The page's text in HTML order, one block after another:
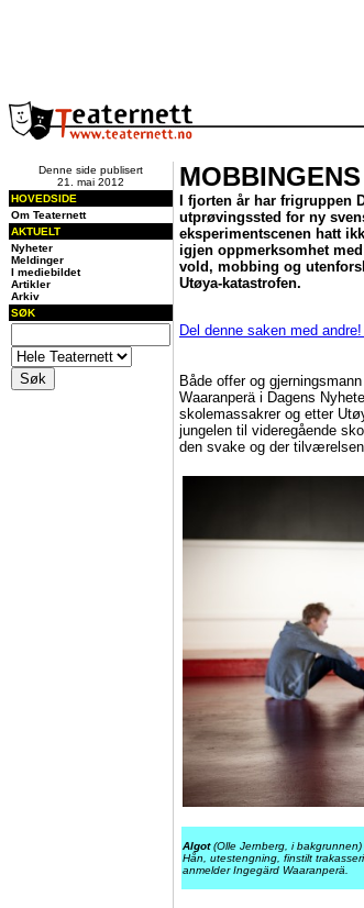
Denne side publisert
21. mai 2012
HOVEDSIDE
Om Teaternett
AKTUELT
Nyheter
Meldinger
I mediebildet
Artikler
Arkiv
SØK
I fjorten år har frigruppen
utprøvingssted for ny
eksperimentscenen hatt
igjen oppmerksomhet
vold, mobbing og
Utøya-katastrofen.
Del denne saken med andre!
Både offer og
Waaranperä i Dagens
skolemassakrer og etter
jungelen til videregående
den svake og der
Algot(Olle Jernberg, i
Hån, utestengning, finstilt
anmelder Ingegärd Waaranperä.